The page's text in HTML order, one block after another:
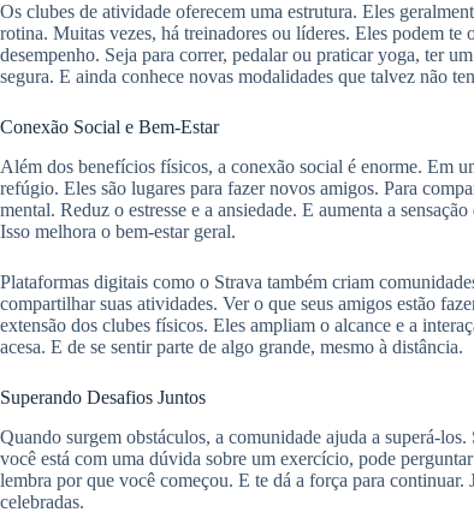
Os clubes de atividade oferecem uma estrutura. Eles
rotina. Muitas vezes, há treinadores ou líderes. Eles podem
desempenho. Seja para correr, pedalar ou praticar yoga, ter
segura. E ainda conhece novas modalidades que talvez não
Conexão Social e Bem-Estar
Além dos benefícios físicos, a conexão social é enorme. Em
refúgio. Eles são lugares para fazer novos amigos. Para
mental. Reduz o estresse e a ansiedade. E aumenta a
Isso melhora o bem-estar geral.
Plataformas digitais como o Strava também criam
compartilhar suas atividades. Ver o que seus amigos estão
extensão dos clubes físicos. Eles ampliam o alcance e a
acesa. E de se sentir parte de algo grande, mesmo à distância.
Superando Desafios Juntos
Quando surgem obstáculos, a comunidade ajuda a superá-
você está com uma dúvida sobre um exercício, pode
lembra por que você começou. E te dá a força para continuar.
celebradas.